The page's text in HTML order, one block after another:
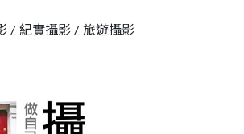
/ 紀實攝影/ 旅遊攝影